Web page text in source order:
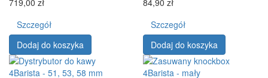
719,00 zł
Szczegół
Dodaj do koszyka
84,90 zł
Szczegół
Dodaj do koszyka